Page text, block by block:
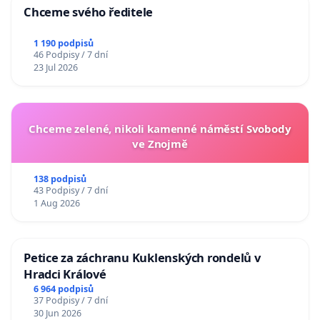
Chceme svého ředitele
1 190 podpisů
46 Podpisy / 7 dní
23 Jul 2026
Chceme zelené, nikoli kamenné náměstí Svobody
ve Znojmě
138 podpisů
43 Podpisy / 7 dní
1 Aug 2026
Petice za záchranu Kuklenských rondelů v
Hradci Králové
6 964 podpisů
37 Podpisy / 7 dní
30 Jun 2026